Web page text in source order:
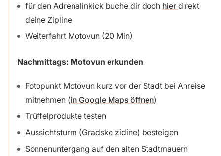
für den Adrenalinkick buche dir doch hier direkt
deine Zipline
Weiterfahrt Motovun (20 Min)
Nachmittags: Motovun erkunden
Fotopunkt Motovun kurz vor der Stadt bei Anreise
mitnehmen (in Google Maps öffnen)
Trüffelprodukte testen
Aussichtsturm (Gradske zidine) besteigen
Sonnenuntergang auf den alten Stadtmauern